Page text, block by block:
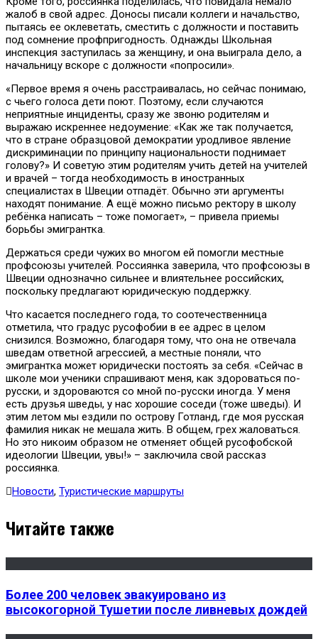
жалоб в свой адрес. Доносы писали коллеги и начальство,
пытаясь ее оклеветать, сместить с должности и поставить
под сомнение профпригодность. Однажды Школьная
инспекция заступилась за женщину, и она выиграла дело, а
начальницу вскоре с должности «попросили».
«Первое время я очень расстраивалась, но сейчас понимаю,
с чьего голоса дети поют. Поэтому, если случаются
неприятные инциденты, сразу же звоню родителям и
выражаю искреннее недоумение: «Как же так получается,
что в стране образцовой демократии уродливое явление
дискриминации по принципу национальности поднимает
голову?» И советую этим родителям учить детей на учителей
и врачей – тогда необходимость в иностранных
специалистах в Швеции отпадёт. Обычно эти аргументы
находят понимание. А ещё можно письмо ректору в школу
ребёнка написать – тоже помогает», – привела приемы
борьбы эмигрантка.
Держаться среди чужих во многом ей помогли местные
профсоюзы учителей. Россиянка заверила, что профсоюзы в
Швеции однозначно сильнее и влиятельнее российских,
поскольку предлагают юридическую поддержку.
Что касается последнего года, то соотечественница
отметила, что градус русофобии в ее адрес в целом
снизился. Возможно, благодаря тому, что она не отвечала
шведам ответной агрессией, а местные поняли, что
эмигрантка может юридически постоять за себя. «Сейчас в
школе мои ученики спрашивают меня, как здороваться по-
русски, и здороваются со мной по-русски иногда. У меня
есть друзья шведы, у нас хорошие соседи (тоже шведы). И
этим летом мы ездили по острову Готланд, где моя русская
фамилия никак не мешала жить. В общем, грех жаловаться.
Но это никоим образом не отменяет общей русофобской
идеологии Швеции, увы!» – заключила свой рассказ
россиянка.
Новости, Туристические маршруты
Читайте также
Более 200 человек эвакуировано из
высокогорной Тушетии после ливневых дождей